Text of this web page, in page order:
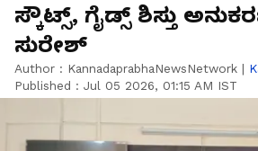
ಸ್ಕೌಟ್ಸ್, ಗೈಡ್ಸ್ ಶಿಸ್ತು
ಸುರೇಶ್
Author : KannadaprabhaNewsNetwork |
Published : Jul 05 2026, 01:15 AM IST